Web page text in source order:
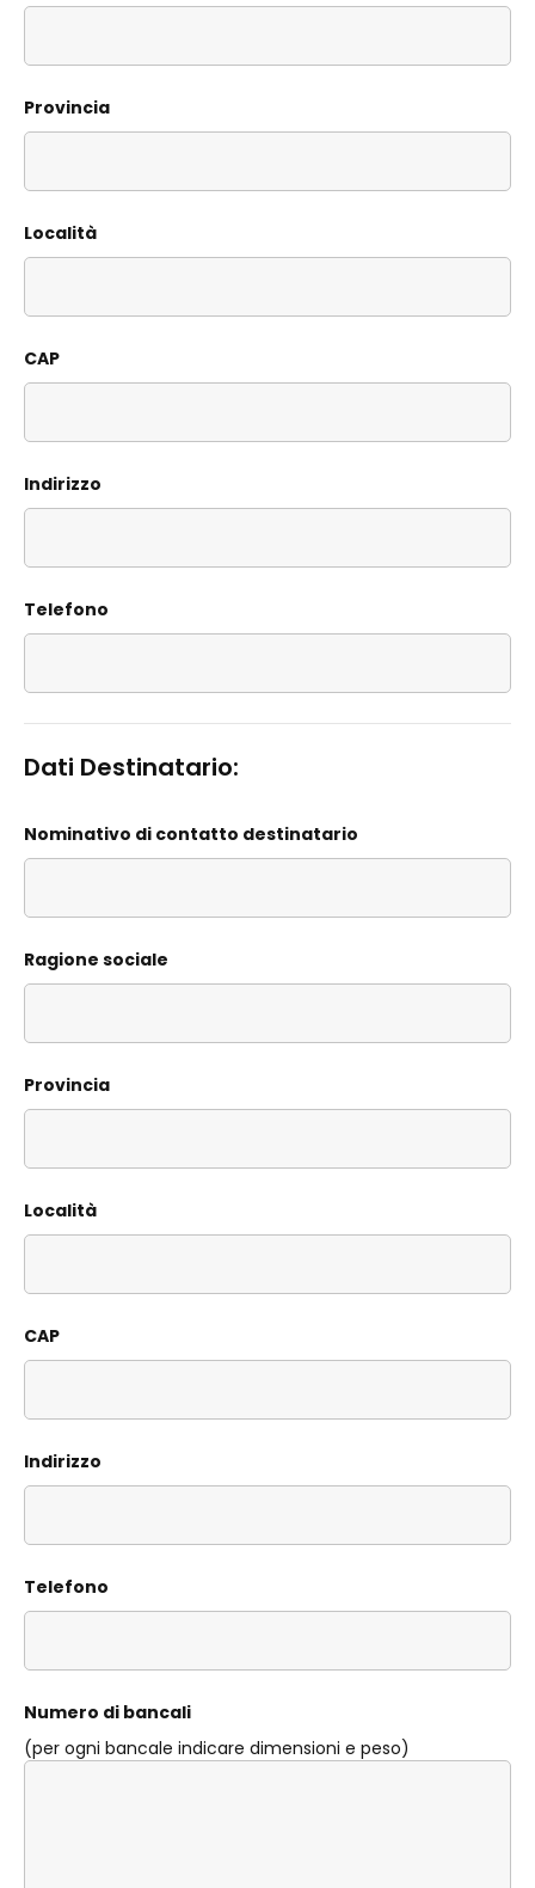
Provincia
Località
CAP
Indirizzo
Telefono
Dati Destinatario:
Nominativo di contatto destinatario
Ragione sociale
Provincia
Località
CAP
Indirizzo
Telefono
Numero di bancali
(per ogni bancale indicare dimensioni e peso)